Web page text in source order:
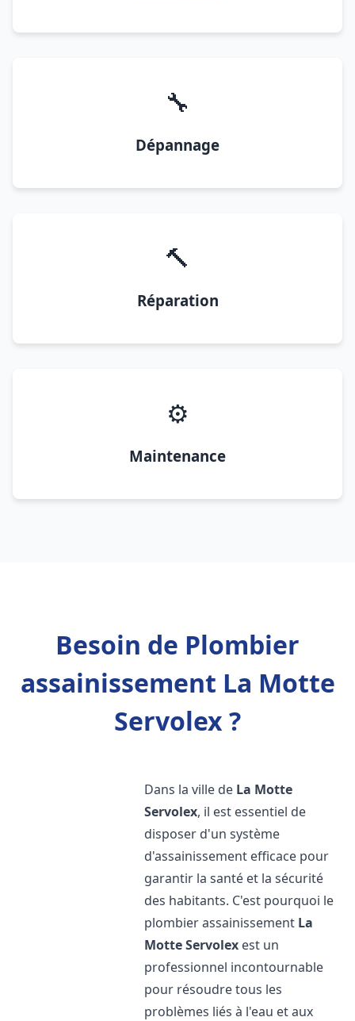
🔧
Dépannage
🔨
Réparation
⚙️
Maintenance
Besoin de Plombier
assainissement La Motte
Servolex ?
Dans la ville de La Motte
Servolex, il est essentiel de
disposer d'un système
d'assainissement efficace pour
garantir la santé et la sécurité
des habitants. C'est pourquoi le
plombier assainissement La
Motte Servolex est un
professionnel incontournable
pour résoudre tous les
problèmes liés à l'eau et aux